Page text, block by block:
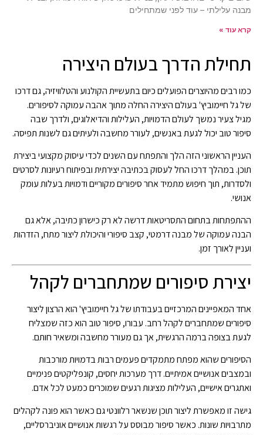
מבנה עלילתי – עוד לפני שמתחילים
קרא עוד »
תחילת הדרך בעולם היצירה
כמו רבים מהיוצרים הפועלים כיום בתעשיית הקולנוע והטלוויזיה, גם דרכו
של גל חיימוביץ' בעולם היצירה החלה מתוך אהבה עמוקה לסיפורים.
מגיל צעיר נמשך לעולם הדמויות, העלילות והדיאלוגים, ולדרך שבה
סיפור טוב יכול לגעת באנשים, לעורר מחשבה ולעיתים גם לשנות תפיסה.
העניין הראשוני הזה הלך והתפתח עם השנים לכדי עיסוק מקצועי ביצירת
תוכן. במהלך דרכו החל לעסוק בכתיבה יצירתית ובפיתוח רעיונות לסרטים
ולסדרות, תוך חיפוש מתמיד אחר סיפורים מקוריים ודמויות בעלות עומק
אנושי.
ההתפתחות בתחום התסריטאות דרשה לא רק כישרון כתיבה, אלא גם
הבנה עמוקה של מבנה דרמטי, קצב סיפורי והיכולת ליצור מתח, הזדהות
ועניין לאורך זמן.
יצירת סיפורים שמתחברים לקהל
אחד המאפיינים המרכזיים בעבודתו של גל חיימוביץ' הוא הרצון ליצור
סיפורים שמתחברים לקהל רחב. עבורו, סיפור טוב הוא כזה שמצליח
לגעת בצופה ברמה הרגשית, אך גם מעורר מחשבה ומשאיר חותם.
הסיפורים שהוא מפתח מתמקדים פעמים רבות בדמויות מורכבות
ובמצבים אנושיים אמיתיים. דרך מערכות יחסים, קונפליקטים פנימיים
ואתגרים אישיים, העלילות מציגות רגעים שמוכרים כמעט לכל אדם.
גישה זו מאפשרת ליצור תוכן שנשאר רלוונטי גם כאשר הוא פונה לקהלים
מתרבויות שונות. כאשר סיפור מבוסס על רגשות אנושיים אוניברסליים,